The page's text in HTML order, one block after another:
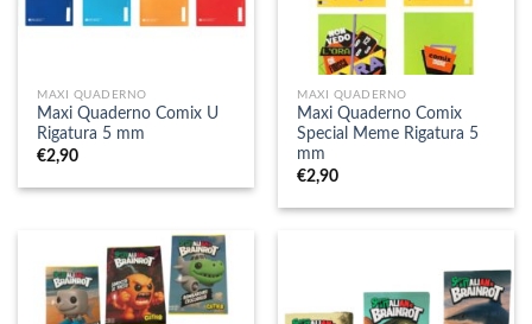
MAXI QUADERNO
Maxi Quaderno Comix U
Rigatura 5 mm
€2,90
MAXI QUADERNO
Maxi Quaderno Comix
Special Meme Rigatura 5
mm
€2,90